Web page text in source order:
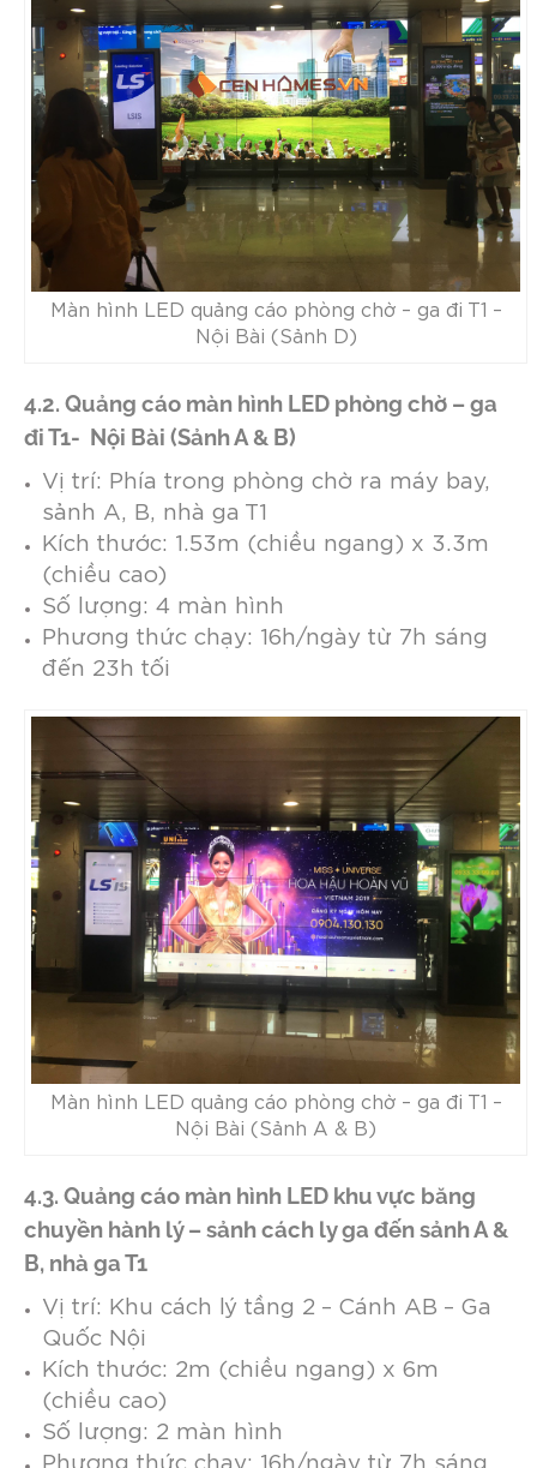
Màn hình LED quảng cáo phòng chờ – ga đi T1 –
Nội Bài (Sảnh D)
4.2. Quảng cáo màn hình LED phòng chờ – ga
đi T1- Nội Bài (Sảnh A & B)
Vị trí: Phía trong phòng chờ ra máy bay,
sảnh A, B, nhà ga T1
Kích thước: 1.53m (chiều ngang) x 3.3m
(chiều cao)
Số lượng: 4 màn hình
Phương thức chạy: 16h/ngày từ 7h sáng
đến 23h tối
Màn hình LED quảng cáo phòng chờ – ga đi T1 –
Nội Bài (Sảnh A & B)
4.3. Quảng cáo màn hình LED khu vực băng
chuyền hành lý – sảnh cách ly ga đến sảnh A &
B, nhà ga T1
Vị trí: Khu cách lý tầng 2 – Cánh AB – Ga
Quốc Nội
Kích thước: 2m (chiều ngang) x 6m
(chiều cao)
Số lượng: 2 màn hình
Phương thức chạy: 16h/ngày từ 7h sáng